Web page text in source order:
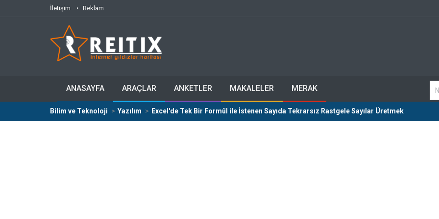
İletişim Reklam
ANASAYFA ARAÇLAR ANKETLER MAKALELER MERAK
Bilim ve Teknoloji Yazılım Excel'de Tek Bir Formül ile İstenen Sayıda Tekrarsız Rastgele Sayılar Üretmek